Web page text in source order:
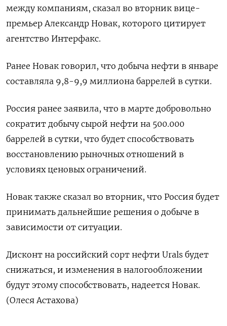
между компаниям, сказал во вторник вице-
премьер Александр Новак, которого цитирует
агентство Интерфакс.
Ранее Новак говорил, что добыча нефти в январе
составляла 9,8-9,9 миллиона баррелей в сутки.
Россия ранее заявила, что в марте добровольно
сократит добычу сырой нефти на 500.000
баррелей в сутки, что будет способствовать
восстановлению рыночных отношений в
условиях ценовых ограничений.
Новак также сказал во вторник, что Россия будет
принимать дальнейшие решения о добыче в
зависимости от ситуации.
Дисконт на российский сорт нефти Urals будет
снижаться, и изменения в налогообложении
будут этому способствовать, надеется Новак.
(Олеся Астахова)